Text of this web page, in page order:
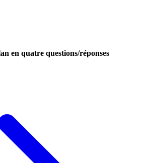
en quatre questions/réponses